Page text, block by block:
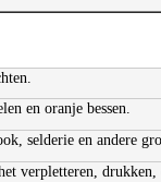
en oranje bessen.
selderie en andere
verpletteren,